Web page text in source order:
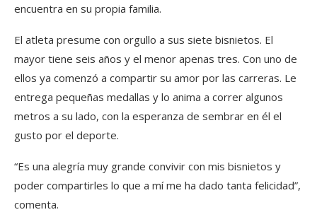
encuentra en su propia familia.
El atleta presume con orgullo a sus siete bisnietos. El
mayor tiene seis años y el menor apenas tres. Con uno de
ellos ya comenzó a compartir su amor por las carreras. Le
entrega pequeñas medallas y lo anima a correr algunos
metros a su lado, con la esperanza de sembrar en él el
gusto por el deporte.
“Es una alegría muy grande convivir con mis bisnietos y
poder compartirles lo que a mí me ha dado tanta felicidad”,
comenta.